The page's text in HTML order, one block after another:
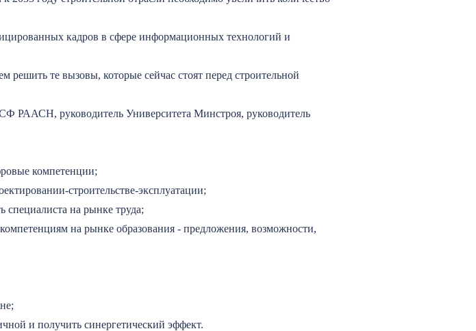
кадров в сфере информационных технологий и
те вызовы, которые сейчас стоят перед строительной
РААСН, руководитель Университета Минстроя, руководитель
компетенции;
строительстве-эксплуатации;
на рынке труда;
на рынке образования - предложения, возможности,
и получить синергетический эффект.